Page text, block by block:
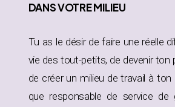
DANSVOTRE MILIEU
Tu as le désir de faire une réelle
vie des tout-petits, de devenir ton
de créer un milieu de travail à
que responsable de service de